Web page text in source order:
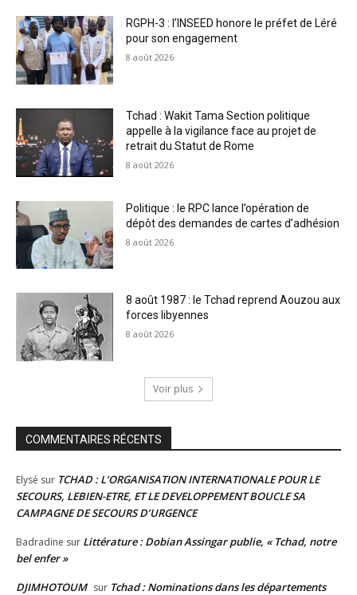
RGPH-3 : l’INSEED honore le préfet de Léré
pour son engagement
8 août 2026
Tchad : Wakit Tama Section politique
appelle à la vigilance face au projet de
retrait du Statut de Rome
8 août 2026
Politique : le RPC lance l’opération de
dépôt des demandes de cartes d’adhésion
8 août 2026
8 août 1987 : le Tchad reprend Aouzou aux
forces libyennes
8 août 2026
Voir plus
COMMENTAIRES RÉCENTS
Elysé sur TCHAD : L’ORGANISATION INTERNATIONALE POUR LE
SECOURS, LEBIEN-ETRE, ET LE DEVELOPPEMENT BOUCLE SA
CAMPAGNE DE SECOURS D’URGENCE
Badradine sur Littérature : Dobian Assingar publie, « Tchad, notre
bel enfer »
DJIMHOTOUM sur Tchad : Nominations dans les départements